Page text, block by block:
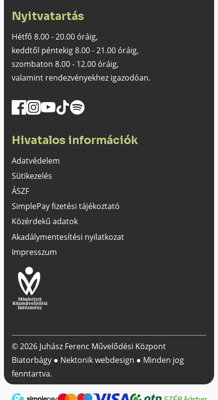
Nyitvatartás
Hétfő 8.00 - 20.00 óráig,
keddtől péntekig 8.00 - 21.00 óráig,
szombaton 8.00 - 12.00 óráig,
valamint rendezvényekhez igazodóan.
Hivatalos információk
Adatvédelem
Sütikezelés
ÁSZF
SimplePay fizetési tájékoztató
Közérdekű adatok
Akadálymentesítési nyilatkozat
Impresszum
© 2026 Juhász Ferenc Művelődési Központ
Biatorbágy ● Nektonik webdesign ● Minden jog
fenntartva.